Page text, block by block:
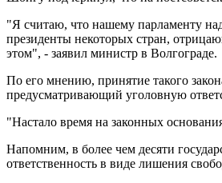
"Я считаю, что нашему парламенту
президенты некоторых стран,
этом", - заявил министр в Волгограде.
По его мнению, принятие такого
предусматривающий уголовную
"Настало время на законных
Напомним, в более чем десяти
ответственность в виде лишения